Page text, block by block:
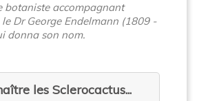
botaniste accompagnant
Dr George Endelmann (1809 -
donna son nom.
les Sclerocactus...